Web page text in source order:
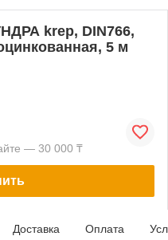
krep, DIN766,
5 м
— 30 000 ₸
Доставка Оплата